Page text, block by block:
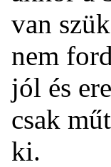
van
nem
jól és
csak
ki.